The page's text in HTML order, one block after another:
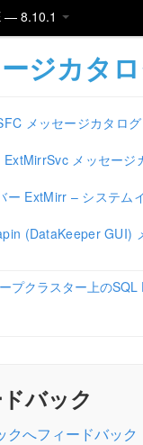
— 8.10.1
ジカタ
メッセージカタログ
ExtMirrSvc メッセージ
ー ExtMirr – システム
(DataKeeper GUI)
プクラスター上のSQL
バック
クへフィードバック